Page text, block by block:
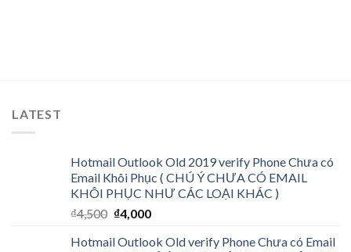
LATEST
Hotmail Outlook Old 2019 verify Phone Chưa có
Email Khôi Phục ( CHÚ Ý CHƯA CÓ EMAIL
KHÔI PHỤC NHƯ CÁC LOẠI KHÁC )
₫4,500 ₫4,000
Hotmail Outlook Old verify Phone Chưa có Email